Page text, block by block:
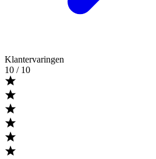
Klantervaringen
10 / 10